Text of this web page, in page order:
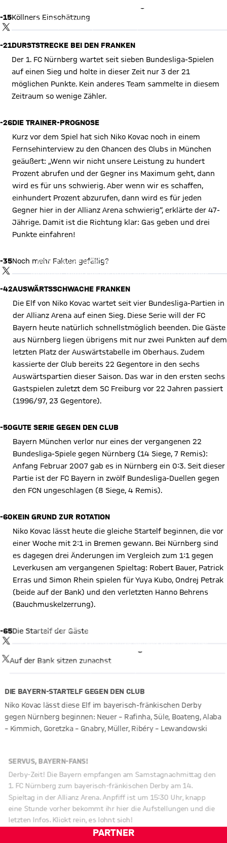
-15
TWITTER-BEITRAG
Köllners Einschätzung
Mit Klick auf den Button ermöglichen Sie es diesem sozialen
verarbeiten. Vorher kann das soziale Netzwerk keine Daten über
wird für alle Inhalte des sozialen Netzwerks auf unserer Website
Einwilligungslösungändern. Details:Datenschutzerklärung
-21DURSTSTRECKE BEI DEN FRANKEN
Der 1. FC Nürnberg wartet seit sieben Bundesliga-Spielen
auf einen Sieg und holte in dieser Zeit nur 3 der 21
möglichen Punkte. Kein anderes Team sammelte in diesem
Zeitraum so wenige Zähler.
-26DIE TRAINER-PROGNOSE
Kurz vor dem Spiel hat sich Niko Kovac noch in einem
Fernsehinterview zu den Chancen des Clubs in München
geäußert: „Wenn wir nicht unsere Leistung zu hundert
Prozent abrufen und der Gegner ins Maximum geht, dann
wird es für uns schwierig. Aber wenn wir es schaffen,
einhundert Prozent abzurufen, dann wird es für jeden
Gegner hier in der Allianz Arena schwierig“, erklärte der 47-
Jährige. Damit ist die Richtung klar: Gas geben und drei
Punkte einfahren!
-35
TWITTER-BEITRAG
Noch mehr Fakten gefällig?
Mit Klick auf den Button ermöglichen Sie es diesem sozialen
Netzwerk, Ihre Daten (z. B. IP-Adresse) mit Hilfe von Cookies zu
verarbeiten. Vorher kann das soziale Netzwerk keine Daten über
Einstellung wird für alle Inhalte des sozialen Netzwerks auf
unserer Website gespeichert und Sie können dies jederzeit in
derCookie-Einwilligungslösungändern.
Details:Datenschutzerklärung
-42AUSWÄRTSSCHWACHE FRANKEN
Die Elf von Niko Kovac wartet seit vier Bundesliga-Partien in
der Allianz Arena auf einen Sieg. Diese Serie will der FC
Bayern heute natürlich schnellstmöglich beenden. Die Gäste
aus Nürnberg liegen übrigens mit nur zwei Punkten auf dem
letzten Platz der Auswärtstabelle im Oberhaus. Zudem
kassierte der Club bereits 22 Gegentore in den sechs
Auswärtspartien dieser Saison. Das war in den ersten sechs
Gastspielen zuletzt dem SC Freiburg vor 22 Jahren passiert
(1996/97, 23 Gegentore).
-50GUTE SERIE GEGEN DEN CLUB
Bayern München verlor nur eines der vergangenen 22
Bundesliga-Spiele gegen Nürnberg (14 Siege, 7 Remis):
Anfang Februar 2007 gab es in Nürnberg ein 0:3. Seit dieser
Partie ist der FC Bayern in zwölf Bundesliga-Duellen gegen
den FCN ungeschlagen (8 Siege, 4 Remis).
-60KEIN GRUND ZUR ROTATION
Niko Kovac lässt heute die gleiche Startelf beginnen, die vor
einer Woche mit 2:1 in Bremen gewann. Bei Nürnberg sind
es dagegen drei Änderungen im Vergleich zum 1:1 gegen
Leverkusen am vergangenen Spieltag: Robert Bauer, Patrick
Erras und Simon Rhein spielen für Yuya Kubo, Ondrej Petrak
(beide auf der Bank) und den verletzten Hanno Behrens
(Bauchmuskelzerrung).
-65
TWITTER-BEITRAG
Die Startelf der Gäste
Mit Klick auf den Button ermöglichen Sie es diesem sozialen
Netzwerk, Ihre Daten (z. B. IP-Adresse) mit Hilfe von Cookies zu
Sie erheben, um Ihnen die Inhalte anzuzeigen. Diese
Einstellung wird für alle Inhalte des sozialen Netzwerks auf
unserer Website gespeichert und Sie können dies jederzeit in
TWITTER-BEITRAG
Auf der Bank sitzen zunächst
Mit Klick auf den Button ermöglichen Sie es diesem sozialen
wird für alle Inhalte des sozialen Netzwerks auf unserer Website
gespeichert und Sie können dies jederzeit in der
Einwilligungslösung ändern. Details: Datenschutzerklärung
Niko Kovac lässt diese Elf im bayerisch-fränkischen Derby
gegen Nürnberg beginnen: Neuer – Rafinha, Süle, Boateng, Alaba
– Kimmich, Goretzka – Gnabry, Müller, Ribéry – Lewandowski
Derby-Zeit! Die Bayern empfangen am Samstagnachmittag den
1. FC Nürnberg zum bayerisch-fränkischen Derby am 14.
Spieltag in der Allianz Arena. Anpfiff ist um 15:30 Uhr, knapp
eine Stunde vorher bekommt ihr hier die Aufstellungen und die
PARTNER